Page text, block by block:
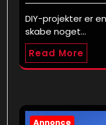
DIY-projekter er
skabe noget…
Read More
Annonce